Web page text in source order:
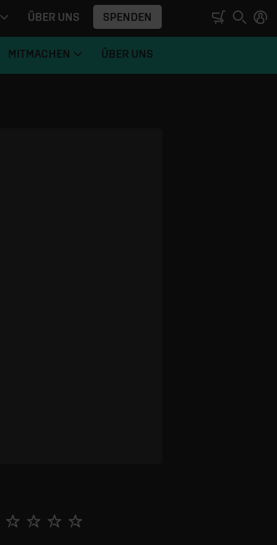
ÜBER UNS SPENDEN
MITMACHEN ÜBER UNS